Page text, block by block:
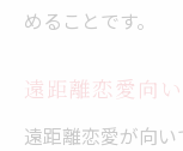
めることです。
遠距離恋愛向
遠距離恋愛が向